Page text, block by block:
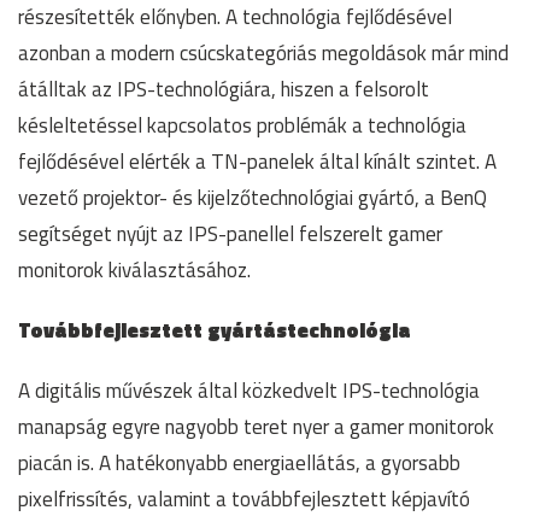
részesítették előnyben. A technológia fejlődésével
azonban a modern csúcskategóriás megoldások már mind
átálltak az IPS-technológiára, hiszen a felsorolt
késleltetéssel kapcsolatos problémák a technológia
fejlődésével elérték a TN-panelek által kínált szintet. A
vezető projektor- és kijelzőtechnológiai gyártó, a BenQ
segítséget nyújt az IPS-panellel felszerelt gamer
monitorok kiválasztásához.
Továbbfejlesztett gyártástechnológia
A digitális művészek által közkedvelt IPS-technológia
manapság egyre nagyobb teret nyer a gamer monitorok
piacán is. A hatékonyabb energiaellátás, a gyorsabb
pixelfrissítés, valamint a továbbfejlesztett képjavító